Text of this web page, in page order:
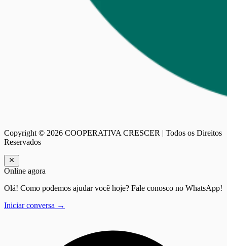
Copyright © 2026 COOPERATIVA CRESCER | Todos os Direitos
Reservados
Online agora
Olá! Como podemos ajudar você hoje? Fale conosco no WhatsApp!
Iniciar conversa →